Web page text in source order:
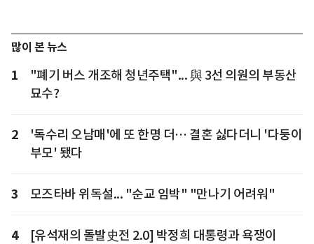
많이 본 뉴스
1
"폐기 버스 개조해 청년주택"... 與 3선 의원의 부동산
묘수?
2
'독수리 오남매'에 또 한명 더… 결혼 싫다더니 '다둥이
부모' 됐다
3 모즈타바 위독설... "순교 임박" "만나기 어려워"
4
[유석재의 돌발史전 2.0] 박정희 대통령과 욕쟁이